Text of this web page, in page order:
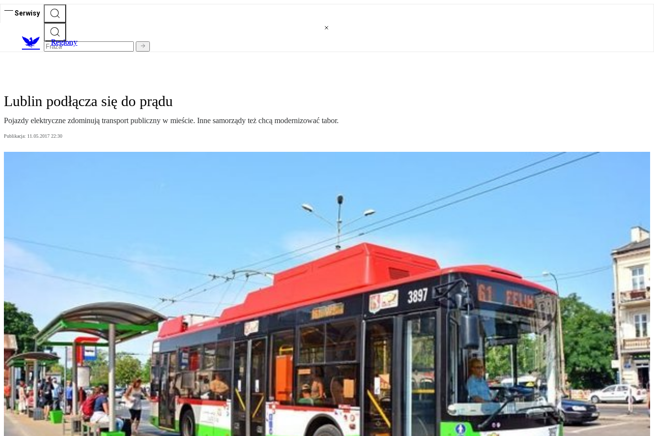
Serwisy
Regiony
Lublin podłącza się do prądu
Pojazdy elektryczne zdominują transport publiczny w mieście. Inne samorządy też chcą modernizować tabor.
Publikacja: 11.05.2017 22:30